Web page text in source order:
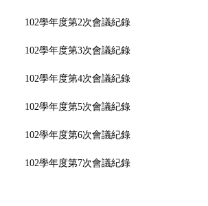
102學年度第2次會議紀錄
102學年度第3次會議紀錄
102學年度第4次會議紀錄
102學年度第5次會議紀錄
102學年度第6次會議紀錄
102學年度第7次會議紀錄